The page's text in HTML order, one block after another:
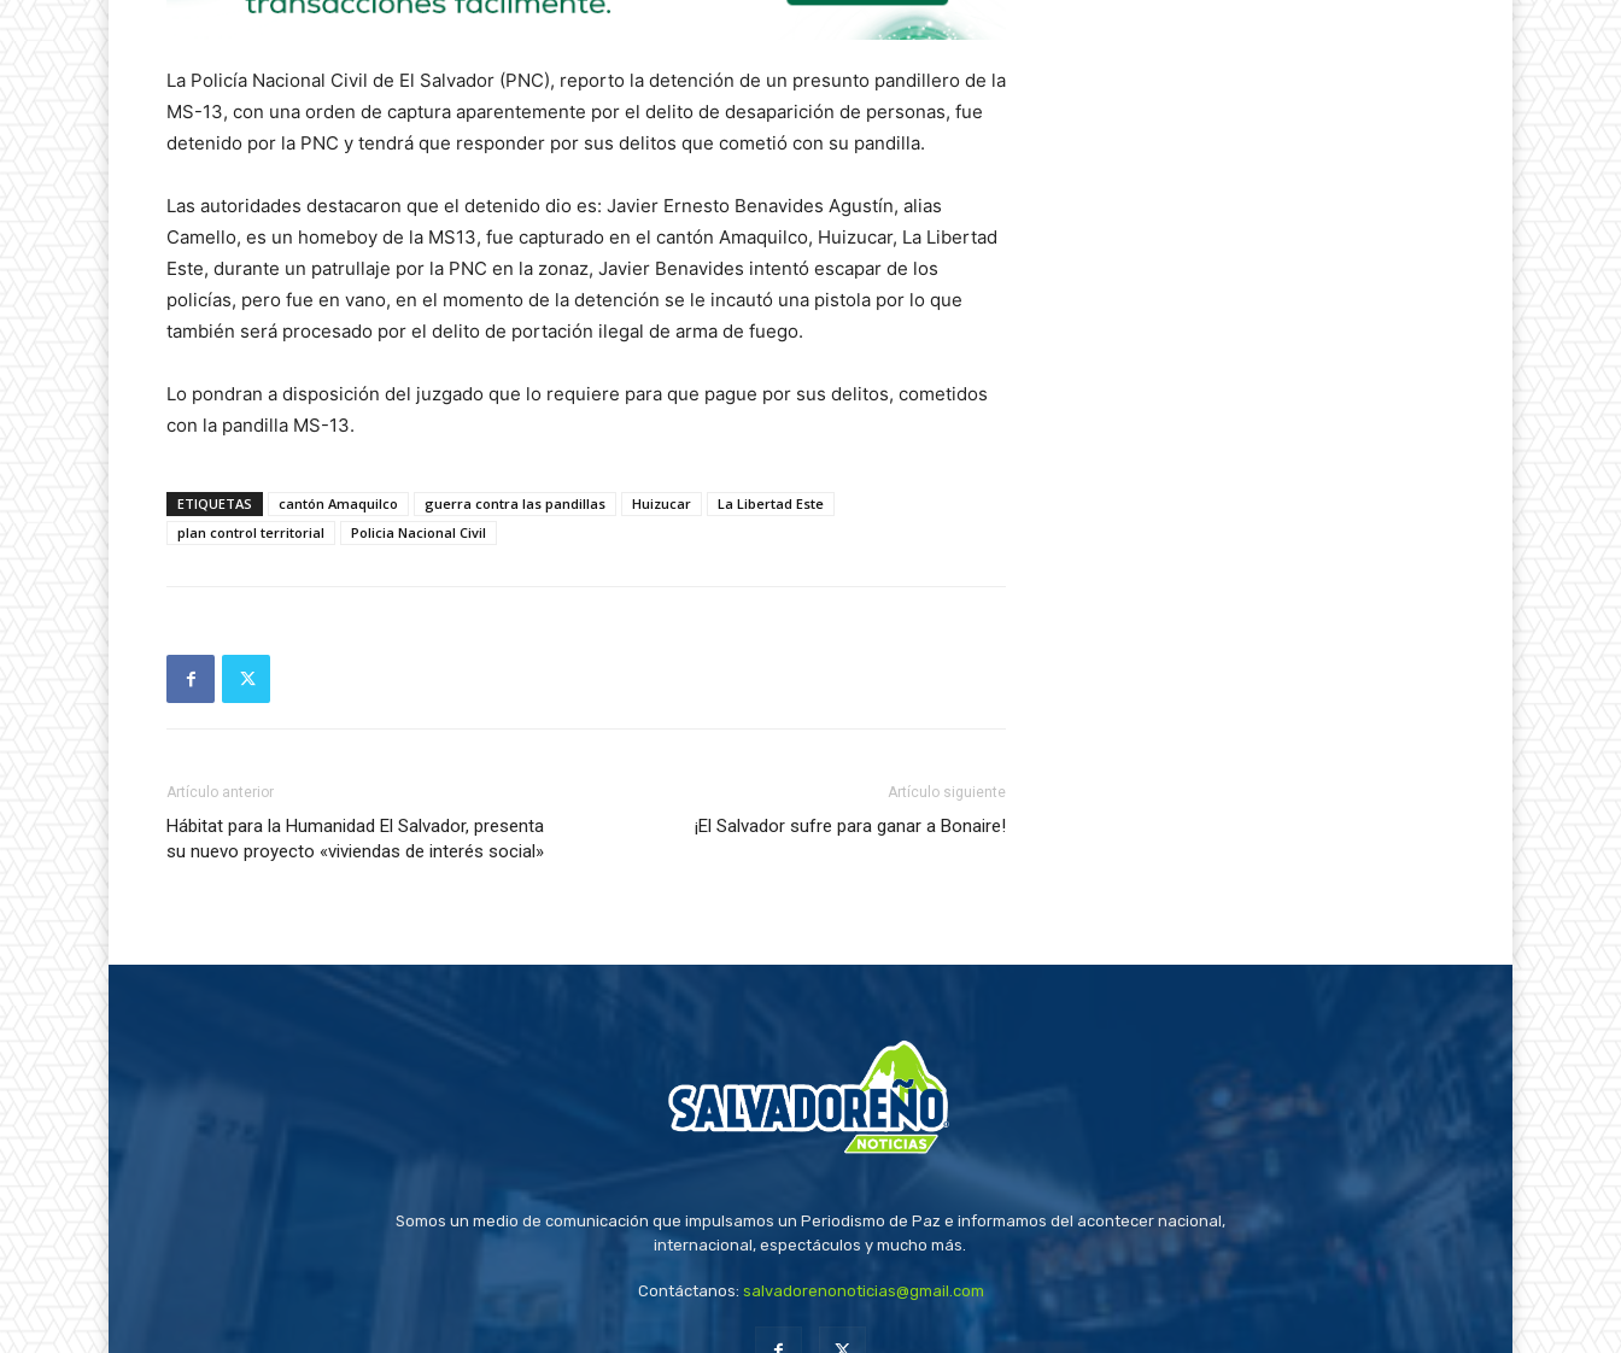
La Policía Nacional Civil de El Salvador (PNC), reporto la detención de un presunto pandillero de la
MS-13, con una orden de captura aparentemente por el delito de desaparición de personas, fue
detenido por la PNC y tendrá que responder por sus delitos que cometió con su pandilla.
Las autoridades destacaron que el detenido dio es: Javier Ernesto Benavides Agustín, alias
Camello, es un homeboy de la MS13, fue capturado en el cantón Amaquilco, Huizucar, La Libertad
Este, durante un patrullaje por la PNC en la zonaz, Javier Benavides intentó escapar de los
policías, pero fue en vano, en el momento de la detención se le incautó una pistola por lo que
también será procesado por el delito de portación ilegal de arma de fuego.
Lo pondran a disposición del juzgado que lo requiere para que pague por sus delitos, cometidos
con la pandilla MS-13.
ETIQUETAS cantón Amaquilco guerra contra las pandillas Huizucar
La Libertad Este
plan control territorial
Policia Nacional Civil
Artículo anterior
Hábitat para la Humanidad El Salvador, presenta
su nuevo proyecto «viviendas de interés social»
Artículo siguiente
¡El Salvador sufre para ganar a Bonaire!
Somos un medio de comunicación que impulsamos un Periodismo de Paz e informamos del acontecer nacional,
internacional, espectáculos y mucho más.
Contáctanos: salvadorenonoticias@gmail.com